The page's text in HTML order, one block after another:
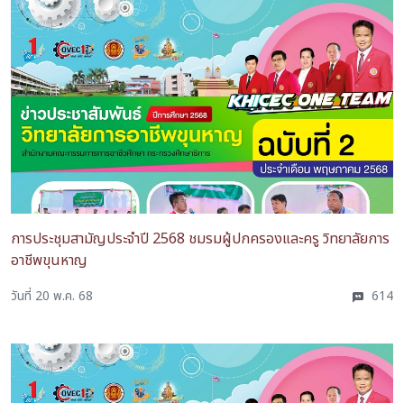
การประชุมสามัญประจำปี 2568 ชมรมผู้ปกครองและครู วิทยาลัยการ
อาชีพขุนหาญ
วันที่ 20 พ.ค. 68 614